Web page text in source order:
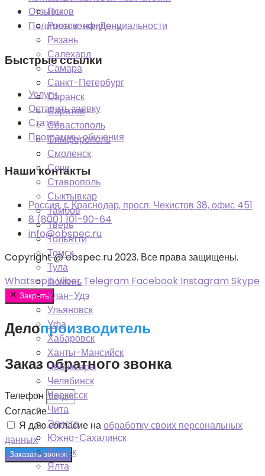
Псков
Ростов-на-Дону
Рязань
Салехард
Самара
Санкт-Петербург
Саранск
Саратов
Севастополь
Симферополь
Смоленск
Сочи
Ставрополь
Сыктывкар
Тамбов
Тверь
Тольятти
Томск
Тула
Тюмень
Улан-Удэ
Ульяновск
Уфа
Хабаровск
Ханты-Мансийск
Чебоксары
Челябинск
Черкесск
Чита
Элиста
Южно-Сахалинск
Якутск
Ялта
Отзывы
Политика конфиденциальности
Быстрые ссылки
Услуги
Оставить заявку
Статьи
Программы обучения
Наши контакты
Россия, г. Краснодар, просп. Чекистов 38, офис 451
8 (800) 101-90-64
info@obspec.ru
Copyright @ obspec.ru 2023. Все права защищены.
WhatsappViber Telegram Facebook Instagram Skype
Закрыть
Делопроизводитель
Заказ обратного звонка
Телефон
Согласие
Я даю согласие наобработку своих персональных
данных
Заказать звонок